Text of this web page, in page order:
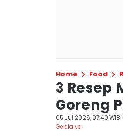
Home Food
3 Resep
Goreng
05 Jul 2026, 07:40 WIB
Gebialya